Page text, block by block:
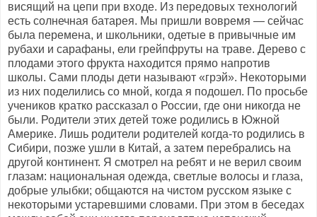
висящий на цепи при входе. Из передовых технологий
есть солнечная батарея. Мы пришли вовремя — сейчас
была перемена, и школьники, одетые в привычные им
рубахи и сарафаны, ели грейпфруты на траве. Дерево с
плодами этого фрукта находится прямо напротив
школы. Сами плоды дети называют «грэй». Некоторыми
из них поделились со мной, когда я подошел. По просьбе
учеников кратко рассказал о России, где они никогда не
были. Родители этих детей тоже родились в Южной
Америке. Лишь родители родителей когда-то родились в
Сибири, позже ушли в Китай, а затем перебрались на
другой континент. Я смотрел на ребят и не верил своим
глазам: национальная одежда, светлые волосы и глаза,
добрые улыбки; общаются на чистом русском языке с
некоторыми устаревшими словами. При этом в беседах